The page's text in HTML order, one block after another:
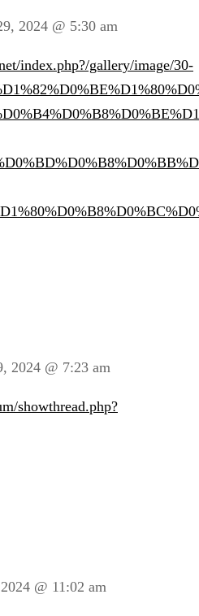
2024 @ 5:30 am
index.php?/gallery/image/30-
2024 @ 7:23 am
showthread.php?
@ 11:02 am